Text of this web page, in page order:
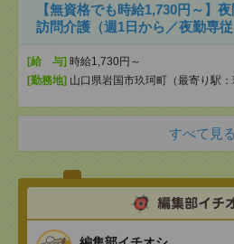
【無資格でも時給1,730円～】
訪問介護（週1日から／夜勤専
[給 与] 時給1,730円～
[勤務地] 山口県岩国市玖珂町（最寄り駅：
すべて見る